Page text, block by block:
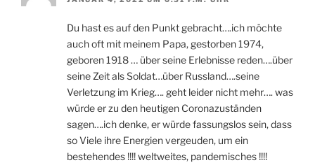
Du hast es auf den Punkt gebracht….ich möchte
auch oft mit meinem Papa, gestorben 1974,
geboren 1918 … über seine Erlebnisse reden….über
seine Zeit als Soldat…über Russland….seine
Verletzung im Krieg…. geht leider nicht mehr…. was
würde er zu den heutigen Coronazuständen
sagen….ich denke, er würde fassungslos sein, dass
so Viele ihre Energien vergeuden, um ein
bestehendes !!!! weltweites, pandemisches !!!!